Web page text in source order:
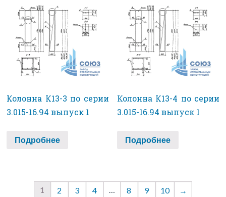
Колонна К13-3 по серии
3.015-16.94 выпуск 1
Подробнее
Колонна К13-4 по серии
3.015-16.94 выпуск 1
Подробнее
1 2 3 4 … 8 9 10 →